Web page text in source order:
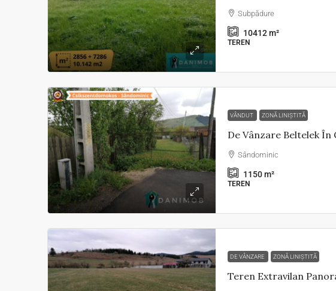
Subpădure
10412m²
TEREN
VÂNDUT ZONĂ LINIȘTITĂ
Sândominic
1150m²
TEREN
DE VÂNZARE ZONĂ LINIȘTITĂ